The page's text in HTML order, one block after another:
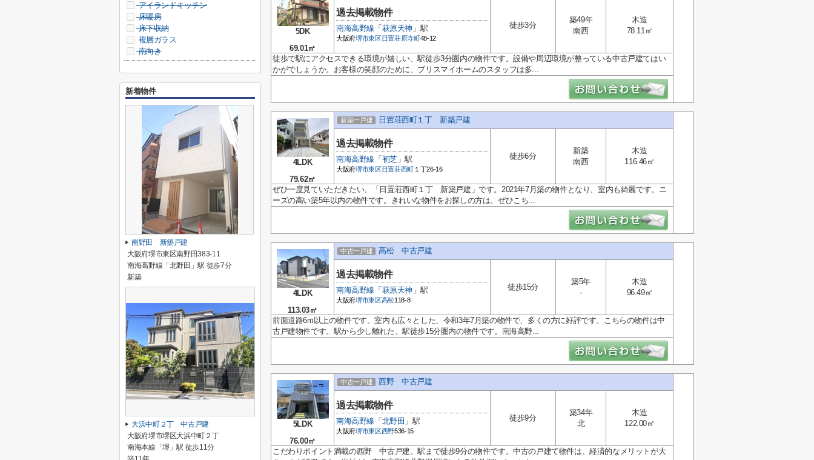
5DK
69.01㎡
過去掲載物件
南海高野線 「 萩原天神 」駅
大阪府堺市東区 日置荘原寺町48-12
徒歩3分
築49年
南西
木造
78.11㎡
徒歩で駅にアクセスできる環境が嬉しい、駅徒歩3分圏内の物件です。設備や周辺環境が整っている中古戸建てはい
かがでしょうか。お客様の笑顔のために、ブリスマイホームのスタッフは多...
4LDK
79.62㎡
新築一戸建 日置荘西町１丁 新築戸建
過去掲載物件
南海高野線 「 初芝」駅
大阪府堺市東区 日置荘西町 １丁26-16
徒歩6分
新築
南西
木造
116.46㎡
ぜひ一度見ていただきたい、「日置荘西町１丁 新築戸建」です。2021年7月築の物件となり、室内も綺麗です。ニ
ーズの高い築5年以内の物件です。きれいな物件をお探しの方は、ぜひこち...
4LDK
113.03㎡
中古一戸建 高松 中古戸建
過去掲載物件
南海高野線 「 萩原天神 」駅
大阪府堺市東区高松118-8
徒歩15分
築5年
-
木造
96.49㎡
前面道路6m以上の物件です。室内も広々とした、令和3年7月築の物件で、多くの方に好評です。こちらの物件は中
古戸建物件です。駅から少し離れた、駅徒歩15分圏内の物件です。南海高野...
5LDK
76.00㎡
中古一戸建 西野 中古戸建
過去掲載物件
南海高野線 「 北野田 」駅
大阪府堺市東区西野536-15
徒歩9分
築34年
北
木造
122.00㎡
こだわりポイント満載の西野 中古戸建。駅まで徒歩9分の物件です。中古の戸建て物件は、経済的なメリットが大
アイランドキッチン
床暖房
床下収納
複層ガラス
南向き
新着物件
南野田 新築戸建
大阪府堺市東区南野田383-11
南海高野線「北野田」駅 徒歩7分
新築
大浜中町２丁 中古戸建
大阪府堺市堺区大浜中町２丁
南海本線「堺」駅 徒歩11分